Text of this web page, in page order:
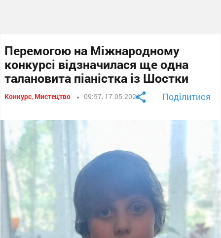
Перемогою на Міжнародному
конкурсі відзначилася ще одна
талановита піаністка із Шостки
Конкурс, Мистецтво 09:57, 17.05.2024 Поділитися